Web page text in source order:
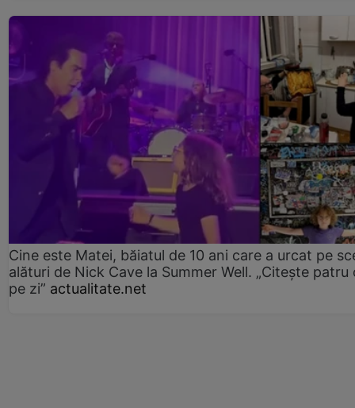
Cine este Matei, băiatul de 10 ani care a urcat pe
alături de Nick Cave la Summer Well. „Citește patru
pe zi” actualitate.net